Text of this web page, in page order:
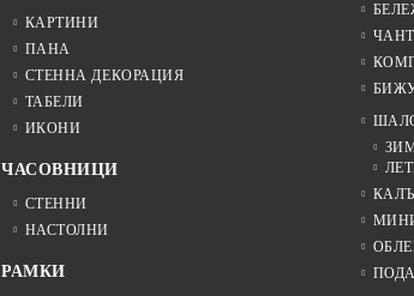
КАРТИНИ
ПАНА
СТЕННА ДЕКОРАЦИЯ
ТАБЕЛИ
ИКОНИ
ЧАСОВНИЦИ
СТЕННИ
НАСТОЛНИ
РАМКИ